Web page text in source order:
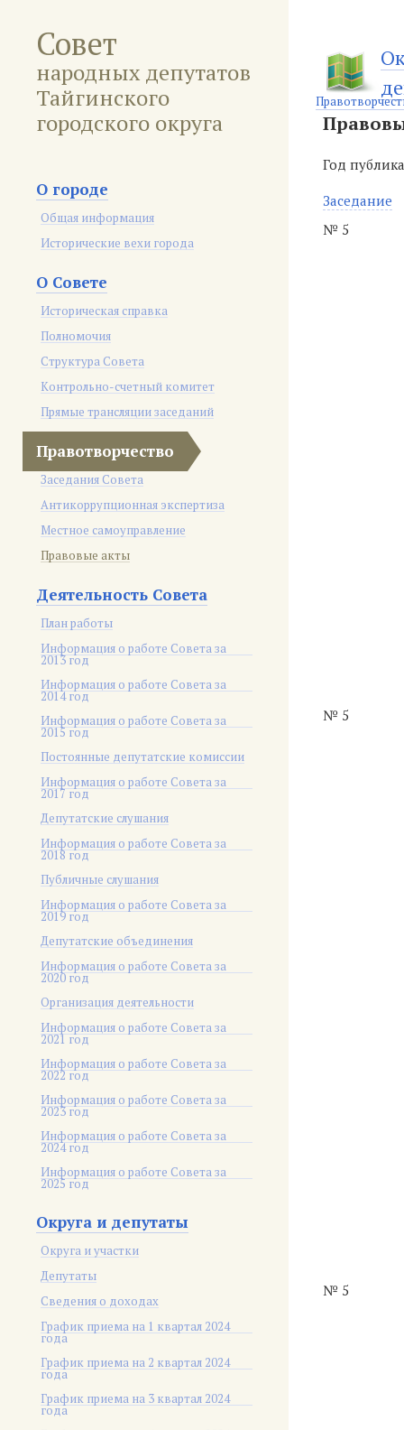
Совет
народных депутатов
Тайгинского
городского округа
О городе
Общая информация
Исторические вехи города
О Совете
Историческая справка
Полномочия
Структура Совета
Контрольно-счетный комитет
Прямые трансляции заседаний
Правотворчество
Заседания Совета
Антикоррупционная экспертиза
Местное самоуправление
Правовые акты
Деятельность Совета
План работы
Информация о работе Совета за
2013 год
Информация о работе Совета за
2014 год
Информация о работе Совета за
2015 год
Постоянные депутатские комиссии
Информация о работе Совета за
2017 год
Депутатские слушания
Информация о работе Совета за
2018 год
Публичные слушания
Информация о работе Совета за
2019 год
Депутатские объединения
Информация о работе Совета за
2020 год
Организация деятельности
Информация о работе Совета за
2021 год
Информация о работе Совета за
2022 год
Информация о работе Совета за
2023 год
Информация о работе Совета за
2024 год
Информация о работе Совета за
2025 год
Округа и депутаты
Округа и участки
Депутаты
Сведения о доходах
График приема на 1 квартал 2024
года
График приема на 2 квартал 2024
года
График приема на 3 квартал 2024
года
Год
Заседание
№ 5
№ 5
№ 5